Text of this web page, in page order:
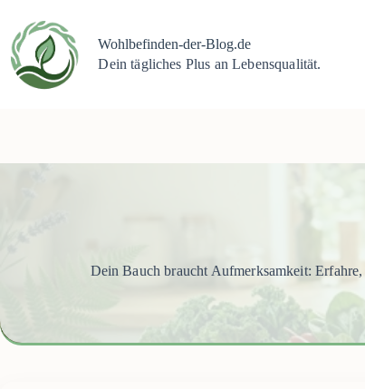
Inhalt
springen
Wohlbefinden-der-Blog.de
Dein tägliches Plus an Lebensqualität.
Dein Bauch braucht Aufmerksamkeit: